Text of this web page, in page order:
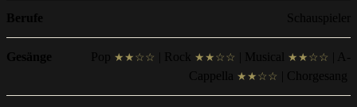
Berufe Schauspieler
Gesänge Pop ★★☆☆ | Rock ★★☆☆ | Musical ★★☆☆
| A-
Cappella ★★☆☆ | Chorgesang